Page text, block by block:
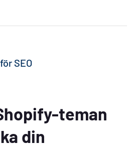
teman
din